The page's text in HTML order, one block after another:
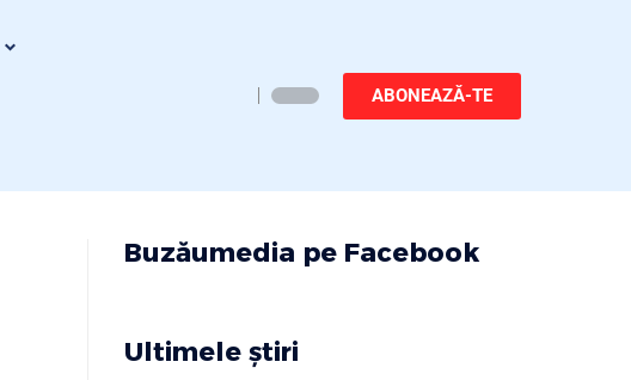
ABONEAZĂ-TE
Buzăumedia pe Facebook
Ultimele știri